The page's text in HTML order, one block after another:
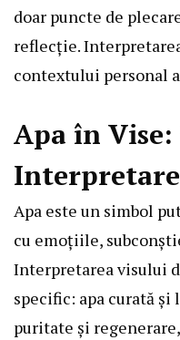
doar puncte de
reflecție.
contextului personal
Apa în
Apa este un simbol
cu emoțiile,
Interpretarea visului
specific: apa curată
puritate și